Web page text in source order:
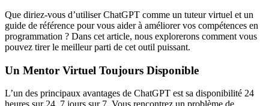
Que diriez-vous d’utiliser ChatGPT comme un tuteur virtuel et un
guide de référence pour vous aider à améliorer vos compétences en
programmation ? Dans cet article, nous explorerons comment vous
pouvez tirer le meilleur parti de cet outil puissant.
Un Mentor Virtuel Toujours Disponible
L’un des principaux avantages de ChatGPT est sa disponibilité 24